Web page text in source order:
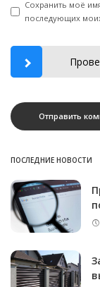
Сохранить моё
последующих
ПОСЛЕДНИЕ НОВОСТИ